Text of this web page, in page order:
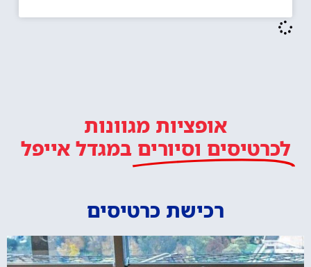
אופציות מגוונות
לכרטיסים וסיורים במגדל אייפל
רכישת כרטיסים